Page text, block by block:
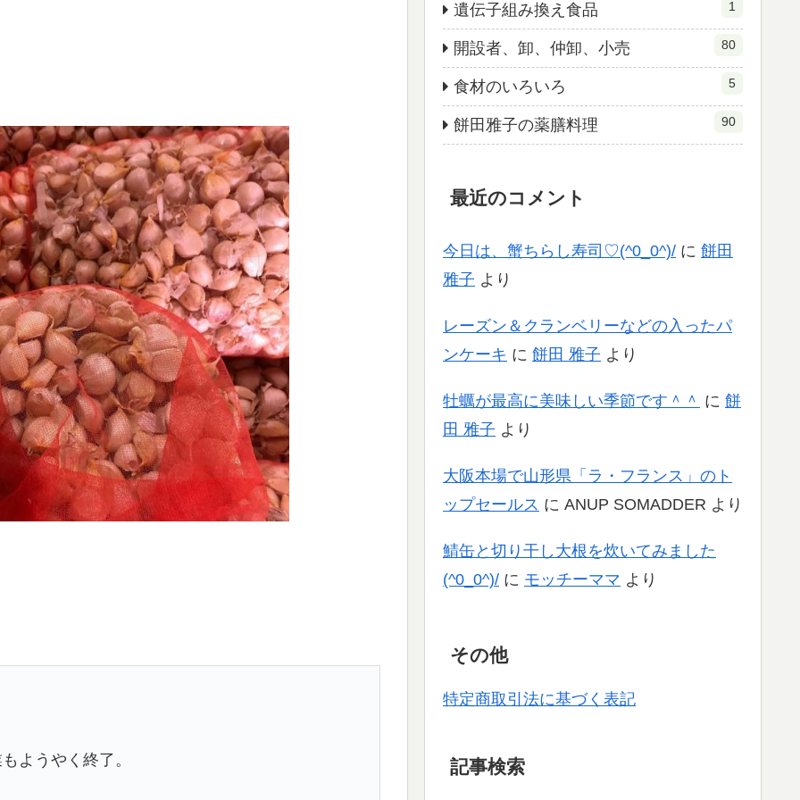
ようやく終了。
遺伝子組み換え食品 1
開設者、卸、仲卸、小売 80
食材のいろいろ 5
餅田雅子の薬膳料理 90
最近のコメント
今日は、蟹ちらし寿司♡(^0_0^)/ に 餅田
雅子 より
レーズン＆クランベリーなどの入ったパ
ンケーキ に 餅田 雅子 より
牡蠣が最高に美味しい季節です＾＾ に 餅
田 雅子 より
大阪本場で山形県「ラ・フランス」のト
ップセールス に ANUP SOMADDER より
鯖缶と切り干し大根を炊いてみました
(^0_0^)/ に モッチーママ より
その他
特定商取引法に基づく表記
記事検索